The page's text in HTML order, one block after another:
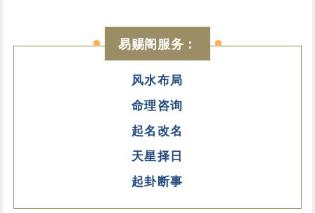
易赐阁服务：
风水布局
命理咨询
起名改名
天星择日
起卦断事